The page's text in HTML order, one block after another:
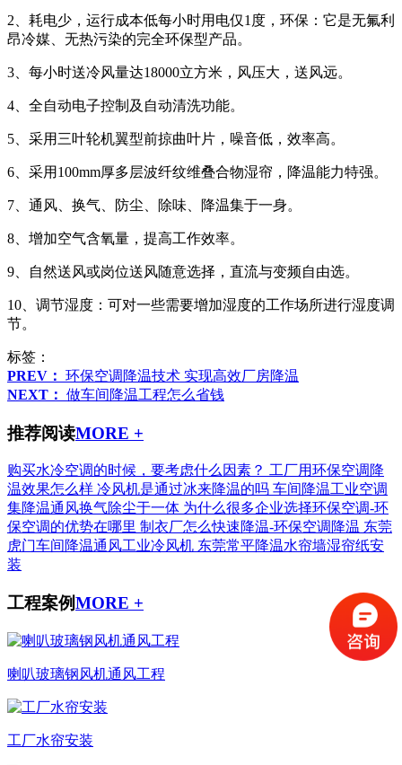
2、耗电少，运行成本低每小时用电仅1度，环保：它是无氟利
昂冷媒、无热污染的完全环保型产品。
3、每小时送冷风量达18000立方米，风压大，送风远。
4、全自动电子控制及自动清洗功能。
5、采用三叶轮机翼型前掠曲叶片，噪音低，效率高。
6、采用100mm厚多层波纤纹维叠合物湿帘，降温能力特强。
7、通风、换气、防尘、除味、降温集于一身。
8、增加空气含氧量，提高工作效率。
9、自然送风或岗位送风随意选择，直流与变频自由选。
10、调节湿度：可对一些需要增加湿度的工作场所进行湿度调
节。
标签：
PREV： 环保空调降温技术 实现高效厂房降温
NEXT： 做车间降温工程怎么省钱
推荐阅读MORE +
购买水冷空调的时候，要考虑什么因素？ 工厂用环保空调降
温效果怎么样 冷风机是通过冰来降温的吗 车间降温工业空调
集降温通风换气除尘于一体 为什么很多企业选择环保空调-环
保空调的优势在哪里 制衣厂怎么快速降温-环保空调降温 东莞
虎门车间降温通风工业冷风机 东莞常平降温水帘墙湿帘纸安
装
工程案例MORE +
喇叭玻璃钢风机通风工程
工厂水帘安装